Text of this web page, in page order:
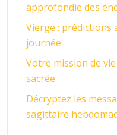
approfondie des
Vierge :
journée
Votre mission de
sacrée
Décryptez les
sagittaire